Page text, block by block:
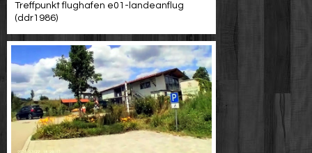
Treffpunkt flughafen e01-landeanflug
(ddr1986)